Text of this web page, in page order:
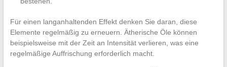
Für einen langanhaltenden Effekt denken Sie daran, diese
Elemente regelmäßig zu erneuern. Ätherische Öle können
beispielsweise mit der Zeit an Intensität verlieren, was eine
regelmäßige Auffrischung erforderlich macht.